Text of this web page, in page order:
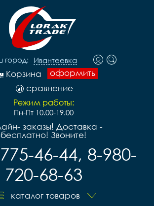
город: Ивантеевка
оформить
Корзина
сравнение
Режим работы:
Пн-Пт 10.00-19.00
заказы! Доставка -
бесплатно! Звоните!
46-44, 8-980-
720-68-63
каталог товаров